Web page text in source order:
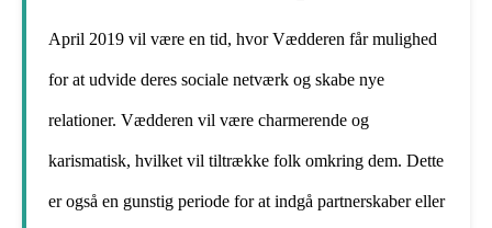
April 2019 vil være en tid, hvor Vædderen får mulighed
for at udvide deres sociale netværk og skabe nye
relationer. Vædderen vil være charmerende og
karismatisk, hvilket vil tiltrække folk omkring dem. Dette
er også en gunstig periode for at indgå partnerskaber eller